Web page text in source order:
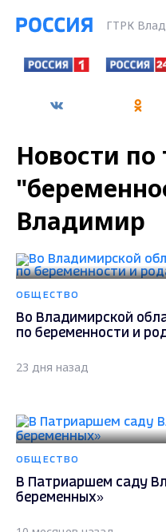
ГТРК
Новости по
Владимир
ОБЩЕСТВО
Во Владимирской
по беременности и
23 дня назад
ОБЩЕСТВО
В Патриаршем саду
беременных»